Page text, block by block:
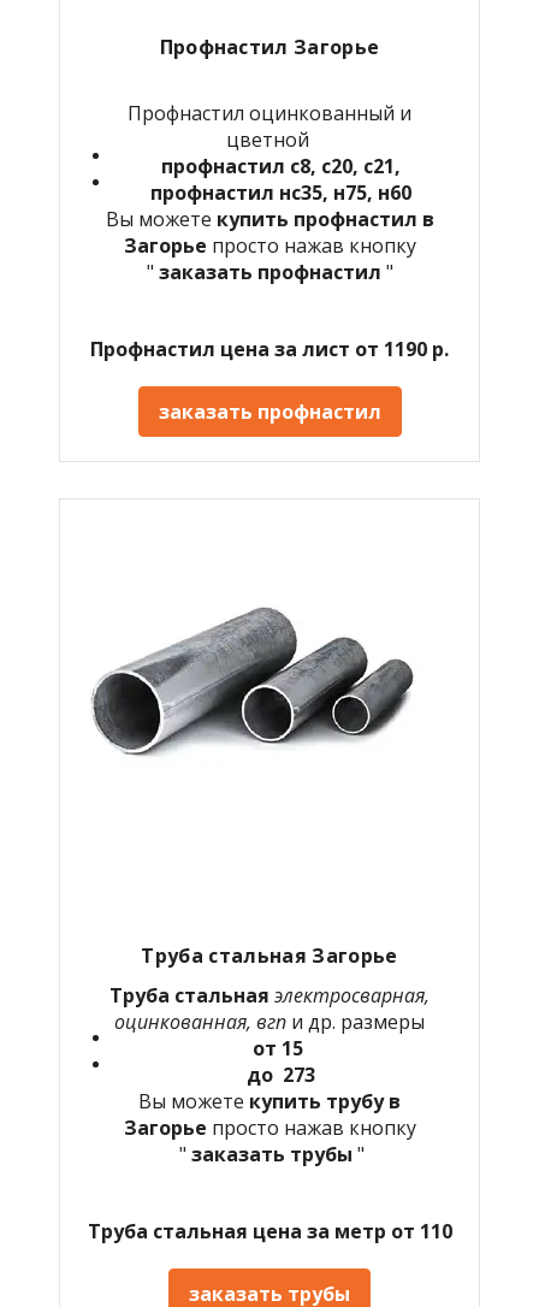
Профнастил Загорье
Профнастил оцинкованный и
цветной
профнастил с8, с20, с21,
профнастил нс35, н75, н60
Вы можете купить профнастил в
Загорье просто нажав кнопку
" заказать профнастил "
Профнастил цена за лист от 1190 р.
заказать профнастил
Труба стальная Загорье
Труба стальная электросварная,
оцинкованная, вгп и др. размеры
от 15
до 273
Вы можете купить трубу в
Загорье просто нажав кнопку
" заказать трубы "
Труба стальная цена за метр от 110
заказать трубы